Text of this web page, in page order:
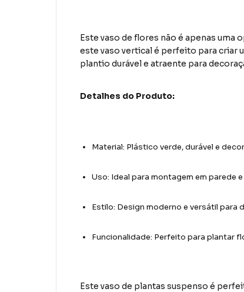
Este vaso de flores não é apenas uma
este vaso vertical é perfeito para criar
plantio durável e atraente para
Detalhes do Produto:
Material: Plástico verde, durável e
Uso: Ideal para montagem em parede
Estilo: Design moderno e versátil para
Funcionalidade: Perfeito para plantar
Este vaso de plantas suspenso é